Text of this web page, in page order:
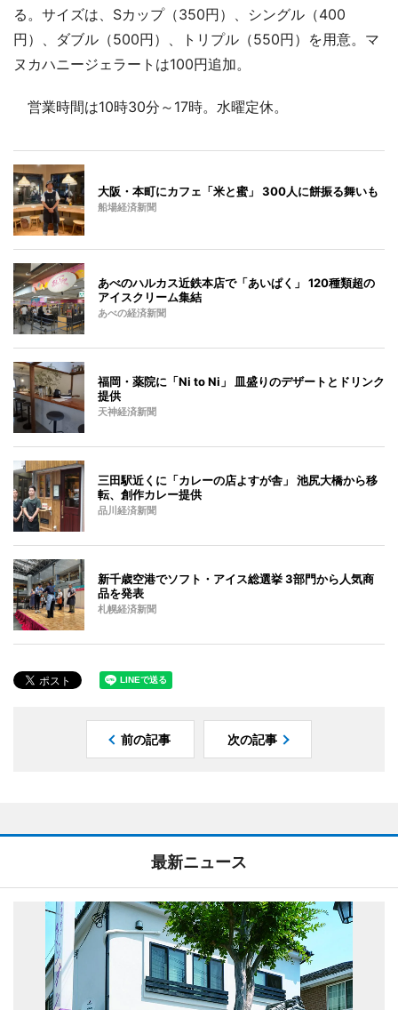
る。サイズは、Sカップ（350円）、シングル（400
円）、ダブル（500円）、トリプル（550円）を用意。マ
ヌカハニージェラートは100円追加。
営業時間は10時30分～17時。水曜定休。
大阪・本町にカフェ「米と蜜」 300人に餅振る舞いも
船場経済新聞
あべのハルカス近鉄本店で「あいぱく」 120種類超の
アイスクリーム集結
あべの経済新聞
福岡・薬院に「Ni to Ni」 皿盛りのデザートとドリンク
提供
天神経済新聞
三田駅近くに「カレーの店よすが舎」 池尻大橋から移
転、創作カレー提供
品川経済新聞
新千歳空港でソフト・アイス総選挙 3部門から人気商
品を発表
札幌経済新聞
前の記事 次の記事
最新ニュース